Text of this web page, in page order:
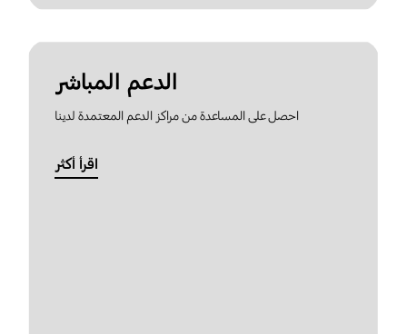
الدعم المباشر
احصل على المساعدة من مراكز الدعم المعتمدة لدينا
اقرأ أكثر